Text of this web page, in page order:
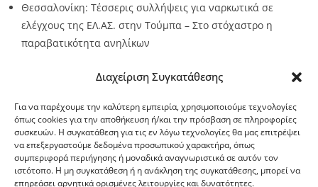
Διαχείριση Συγκατάθεσης
Για να παρέχουμε την καλύτερη εμπειρία, χρησιμοποιούμε τεχνολογίες
όπως cookies για την αποθήκευση ή/και την πρόσβαση σε πληροφορίες
συσκευών. Η συγκατάθεση για τις εν λόγω τεχνολογίες θα μας επιτρέψει
να επεξεργαστούμε δεδομένα προσωπικού χαρακτήρα, όπως
συμπεριφορά περιήγησης ή μοναδικά αναγνωριστικά σε αυτόν τον
ιστότοπο. Η μη συγκατάθεση ή η ανάκληση της συγκατάθεσης, μπορεί να
επηρεάσει αρνητικά ορισμένες λειτουργίες και δυνατότητες.
Θεσσαλονίκη: Τέσσερις συλλήψεις για ναρκωτικά σε
ελέγχους της ΕΛ.ΑΣ. στην Τούμπα – Στο στόχαστρο η
παραβατικότητα ανηλίκων
G-point.gr